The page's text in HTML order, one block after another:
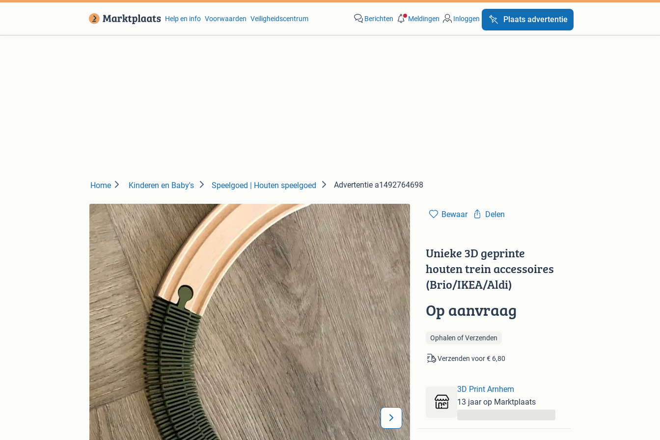
Help en info Voorwaarden Veiligheidscentrum Berichten Meldingen Inloggen Plaats advertentie
Home Kinderen en Baby's Speelgoed | Houten speelgoed Advertentie a1492764698
Bewaar Delen
Unieke 3D geprinte
houten trein accessoires
(Brio/IKEA/Aldi)
Op aanvraag
Ophalen of Verzenden
Verzenden voor € 6,80
3D Print Arnhem
13 jaar op Marktplaats